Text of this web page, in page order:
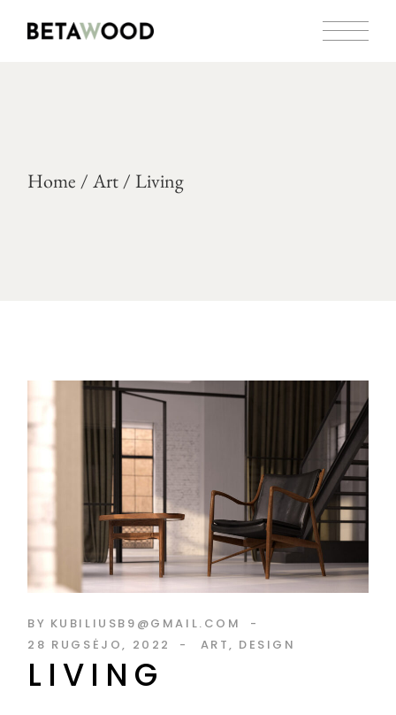
Home Art Living
BY KUBILIUSB9@GMAIL.COM
28 RUGSĖJO, 2022
ART DESIGN
LIVING